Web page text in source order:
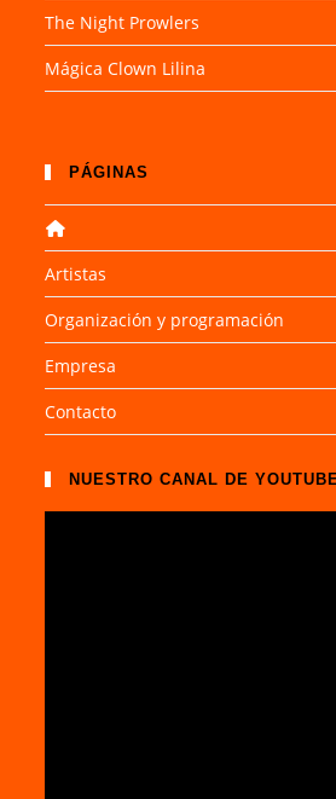
The Night Prowlers
Mágica Clown Lilina
PÁGINAS
Artistas
Organización y programación
Empresa
Contacto
NUESTRO CANAL DE